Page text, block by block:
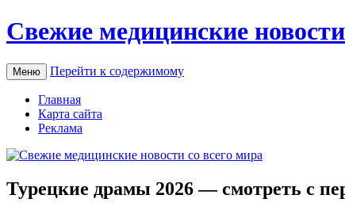
Свежие медицинские
Меню Перейти к содержимому
Главная
Карта сайта
Реклама
Турецкие драмы 2026 — смотреть с